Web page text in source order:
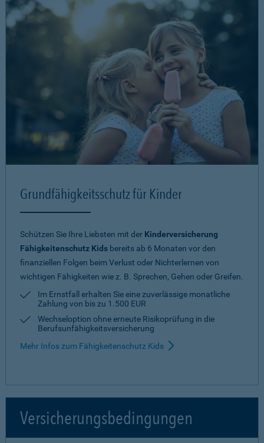
Grundfähigkeitsschutz für Kinder
Schützen Sie Ihre Liebsten mit der Kinderversicherung
Fähigkeitenschutz Kids bereits ab 6 Monaten vor den
finanziellen Folgen beim Verlust oder Nichterlernen von
wichtigen Fähigkeiten wie z. B. Sprechen, Gehen oder Greifen.
Im Ernstfall erhalten Sie eine zuverlässige monatliche
Zahlung von bis zu 1.500 EUR
Wechseloption ohne erneute Risiko­prüfung in die
Berufsunfähigkeitsversicherung
Mehr Infos zum Fähigkeitenschutz Kids
Versicherungsbedingungen